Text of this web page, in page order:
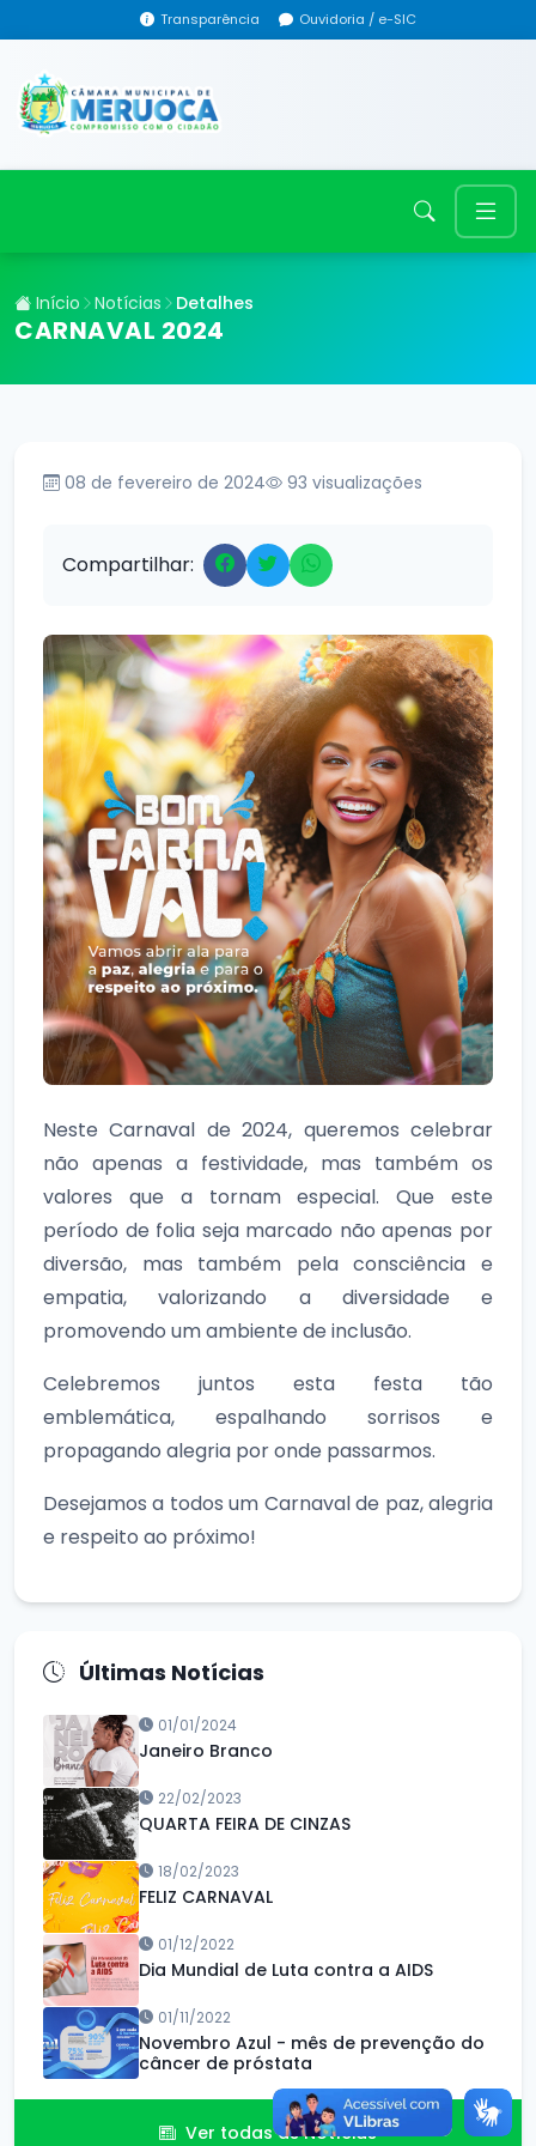
Transparência Ouvidoria / e-SIC
Início Notícias Detalhes
CARNAVAL 2024
08 de fevereiro de 2024 93 visualizações
Compartilhar:
Neste Carnaval de 2024, queremos celebrar
não apenas a festividade, mas também os
valores que a tornam especial. Que este
período de folia seja marcado não apenas por
diversão, mas também pela consciência e
empatia, valorizando a diversidade e
promovendo um ambiente de inclusão.
Celebremos juntos esta festa tão
emblemática, espalhando sorrisos e
propagando alegria por onde passarmos.
Desejamos a todos um Carnaval de paz, alegria
e respeito ao próximo!
Últimas Notícias
01/01/2024
Janeiro Branco
22/02/2023
QUARTA FEIRA DE CINZAS
18/02/2023
FELIZ CARNAVAL
01/12/2022
Dia Mundial de Luta contra a AIDS
01/11/2022
Novembro Azul - mês de prevenção do
câncer de próstata
Ver todas as Notícias